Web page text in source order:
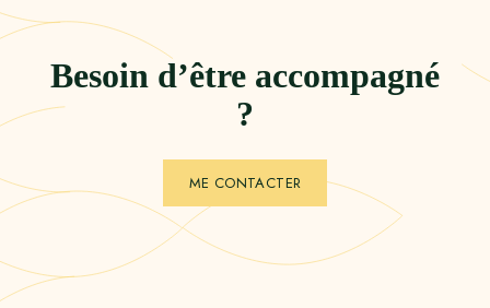
Besoin d’être accompagné
?
ME CONTACTER